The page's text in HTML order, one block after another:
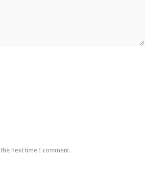
next time I comment.